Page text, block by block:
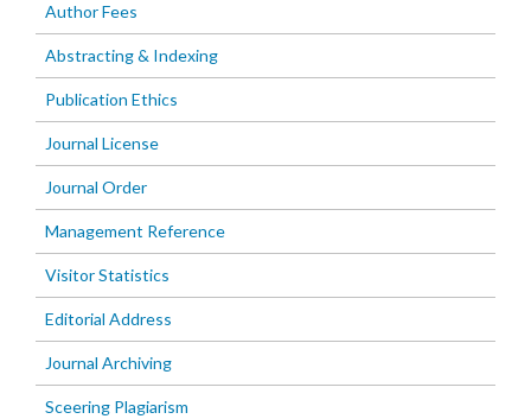
Author Fees
Abstracting & Indexing
Publication Ethics
Journal License
Journal Order
Management Reference
Visitor Statistics
Editorial Address
Journal Archiving
Sceering Plagiarism